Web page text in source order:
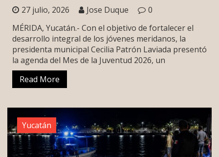
27 julio, 2026 Jose Duque
0
MÉRIDA, Yucatán.- Con el objetivo de fortalecer el
desarrollo integral de los jóvenes meridanos, la
presidenta municipal Cecilia Patrón Laviada presentó
la agenda del Mes de la Juventud 2026, un
Read More
Yucatán